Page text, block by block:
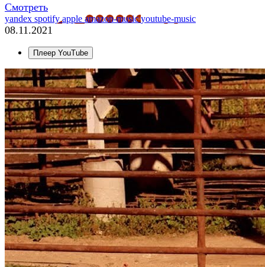
Смотреть
yandex spotifyapple amazon-musicyoutube-music
08.11.2021
Плеер YouTube